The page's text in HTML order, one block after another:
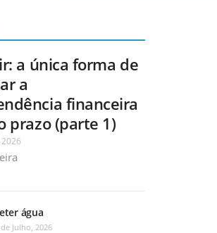
a única forma de
a
financeira
prazo (parte 1)
água
Julho, 2026